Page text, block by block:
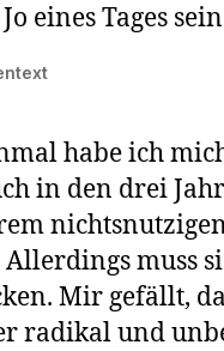
Jo eines Tages
habe ich
in den drei
Allerdings muss
Mir gefällt,
radikal und